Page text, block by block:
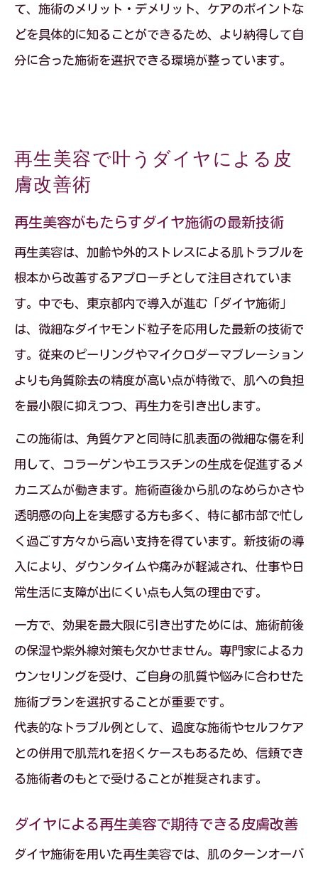
て、施術のメリット・デメリット、ケアのポイントな
どを具体的に知ることができるため、より納得して自
分に合った施術を選択できる環境が整っています。
再生美容で叶うダイヤによる皮
膚改善術
再生美容がもたらすダイヤ施術の最新技術
再生美容は、加齢や外的ストレスによる肌トラブルを
根本から改善するアプローチとして注目されていま
す。中でも、東京都内で導入が進む「ダイヤ施術」
は、微細なダイヤモンド粒子を応用した最新の技術で
す。従来のピーリングやマイクロダーマブレーション
よりも角質除去の精度が高い点が特徴で、肌への負担
を最小限に抑えつつ、再生力を引き出します。
この施術は、角質ケアと同時に肌表面の微細な傷を利
用して、コラーゲンやエラスチンの生成を促進するメ
カニズムが働きます。施術直後から肌のなめらかさや
透明感の向上を実感する方も多く、特に都市部で忙し
く過ごす方々から高い支持を得ています。新技術の導
入により、ダウンタイムや痛みが軽減され、仕事や日
常生活に支障が出にくい点も人気の理由です。
一方で、効果を最大限に引き出すためには、施術前後
の保湿や紫外線対策も欠かせません。専門家によるカ
ウンセリングを受け、ご自身の肌質や悩みに合わせた
施術プランを選択することが重要です。
代表的なトラブル例として、過度な施術やセルフケア
との併用で肌荒れを招くケースもあるため、信頼でき
る施術者のもとで受けることが推奨されます。
ダイヤによる再生美容で期待できる皮膚改善
ダイヤ施術を用いた再生美容では、肌のターンオーバ